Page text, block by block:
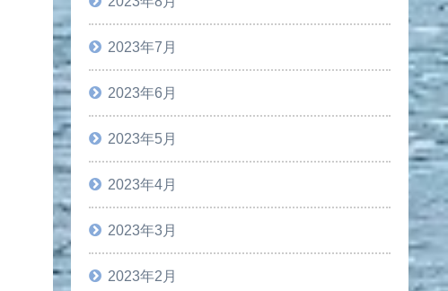
2023年7月
2023年6月
2023年5月
2023年4月
2023年3月
2023年2月